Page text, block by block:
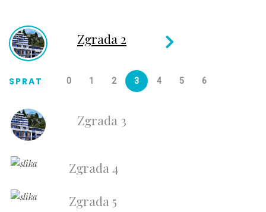
Zgrada 2
SPRAT 0 1 2 3 4 5 6
Zgrada 3
Zgrada 4
Zgrada 5